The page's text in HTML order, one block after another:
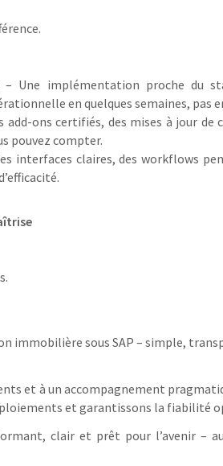
Une implémentation proche du
en quelques semaines, pas
add-ons certifiés, des mises à jour
pouvez compter.
interfaces claires, des workflows
immobilière sous SAP – simple,
et à un accompagnement
et garantissons la fiabilité
clair et prêt pour l’avenir –